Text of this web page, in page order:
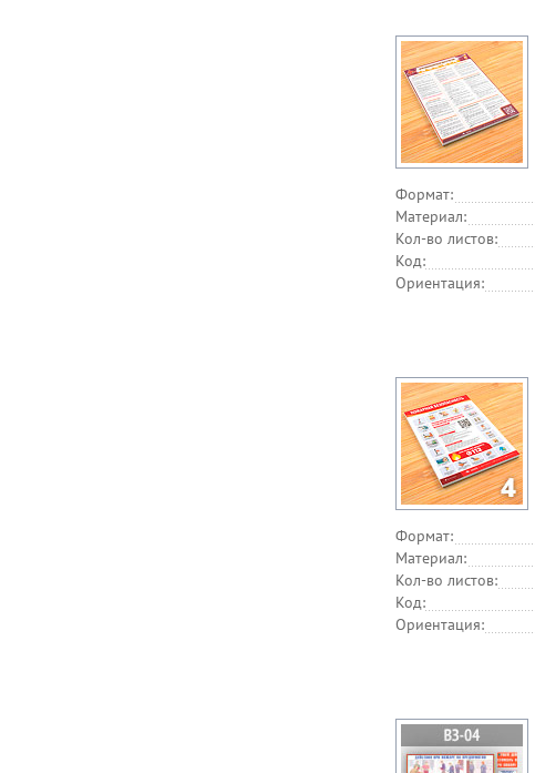
Формат:
Материал:
Кол-во листов:
Код:
Ориентация:
Формат:
Материал:
Кол-во листов:
Код:
Ориентация: